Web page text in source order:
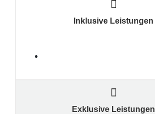
Inklusive Leistungen
Exklusive Leistungen